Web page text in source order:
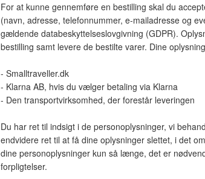
For at kunne gennemføre en bestilling skal du
(navn, adresse, telefonnummer, e-mailadresse og
gældende databeskyttelseslovgivning (GDPR).
bestilling samt levere de bestilte varer. Dine
- Smalltraveller.dk
- Klarna AB, hvis du vælger betaling via Klarna
- Den transportvirksomhed, der forestår leveringen
Du har ret til indsigt i de personoplysninger, vi
endvidere ret til at få dine oplysninger slettet, i det
dine personoplysninger kun så længe, det er
forpligtelser.